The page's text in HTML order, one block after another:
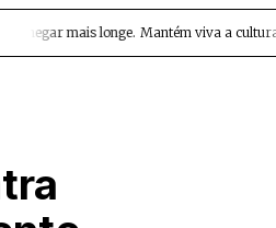
mais longe. Mantém viva a cultura